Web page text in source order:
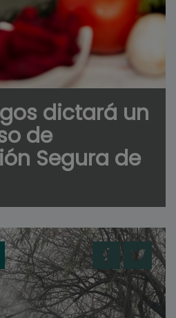
dictará un
de
Segura de